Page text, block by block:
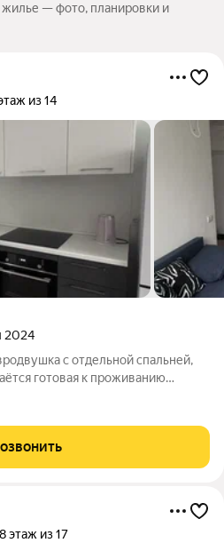
— фото, планировки и
из 14
2024
с отдельной спальней,
готовая к проживанию
современном жилом квартале
квартиры
есть
8 этаж из 17